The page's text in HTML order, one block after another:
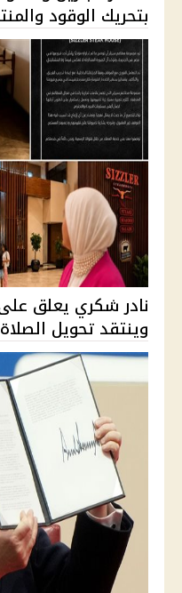
بتحريك الوقود
نادر شكري يعلق
وينتقد تحويل